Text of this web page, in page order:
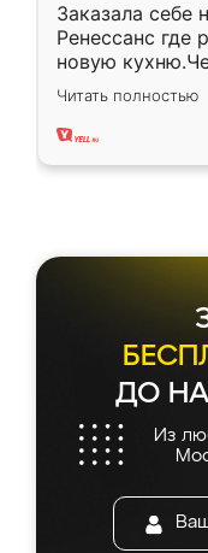
Заказала себе
Ренессанс где
новую
вполне
два года,
Читать полностью
ДО
Из